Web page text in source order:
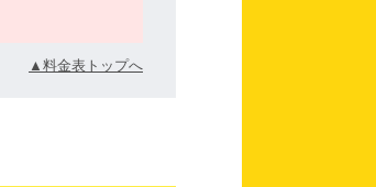
▲料金表トップへ